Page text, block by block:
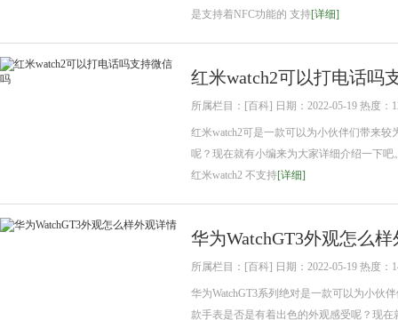
是支持着NFC功能的 支持[详细]
红米watch2可以打电话吗
所属栏目：[百科] 日期：2022-05-19 热度：
红米watch2可是一款可以为小伙伴们带来
呢？现在就有小编来为大家详细介绍一下吧
红米watch2 不支持[详细]
华为WatchGT3外观怎么
所属栏目：[百科] 日期：2022-05-19 热度：
华为WatchGT3系列绝对是一款可以为小伙
款手表是否是有着出色的外观感受呢？现在